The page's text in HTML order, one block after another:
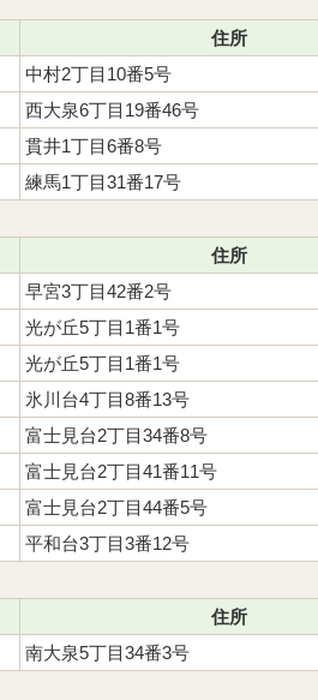
住所
中村2丁目10番5号
西大泉6丁目19番46号
貫井1丁目6番8号
練馬1丁目31番17号
住所
早宮3丁目42番2号
光が丘5丁目1番1号
光が丘5丁目1番1号
氷川台4丁目8番13号
富士見台2丁目34番8号
富士見台2丁目41番11号
富士見台2丁目44番5号
平和台3丁目3番12号
住所
南大泉5丁目34番3号